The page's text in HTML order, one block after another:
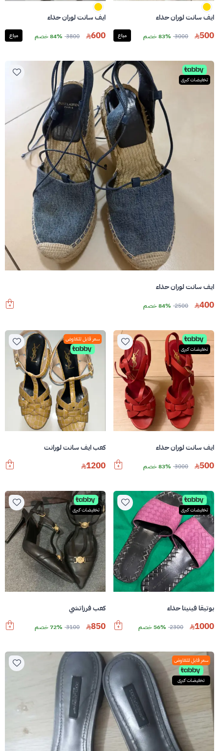
ايف سانت لوران حذاء
500
3000 83% خصم مباع
ايف سانت لوران حذاء
600
3800 84% خصم مباع
تخفيضات كبرى
ايف سانت لوران حذاء
400
2500 84% خصم
تخفيضات كبرى
ايف سانت لوران حذاء
500
3000 83% خصم
سعر قابل للتفاوض
كعب ايف سانت لورانت
1200
تخفيضات كبرى
بوتيقا فينيتا حذاء
1000
2300 56% خصم
تخفيضات كبرى
كعب فرزاتشي
850
3100 72% خصم
سعر قابل للتفاوض
تخفيضات كبرى